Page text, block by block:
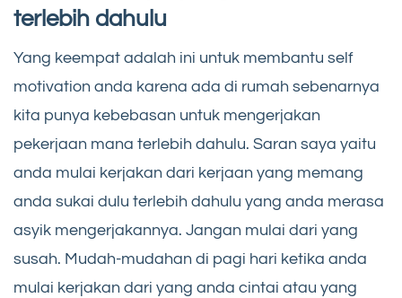
terlebih dahulu
Yang keempat adalah ini untuk membantu self
motivation anda karena ada di rumah sebenarnya
kita punya kebebasan untuk mengerjakan
pekerjaan mana terlebih dahulu. Saran saya yaitu
anda mulai kerjakan dari kerjaan yang memang
anda sukai dulu terlebih dahulu yang anda merasa
asyik mengerjakannya. Jangan mulai dari yang
susah. Mudah-mudahan di pagi hari ketika anda
mulai kerjakan dari yang anda cintai atau yang